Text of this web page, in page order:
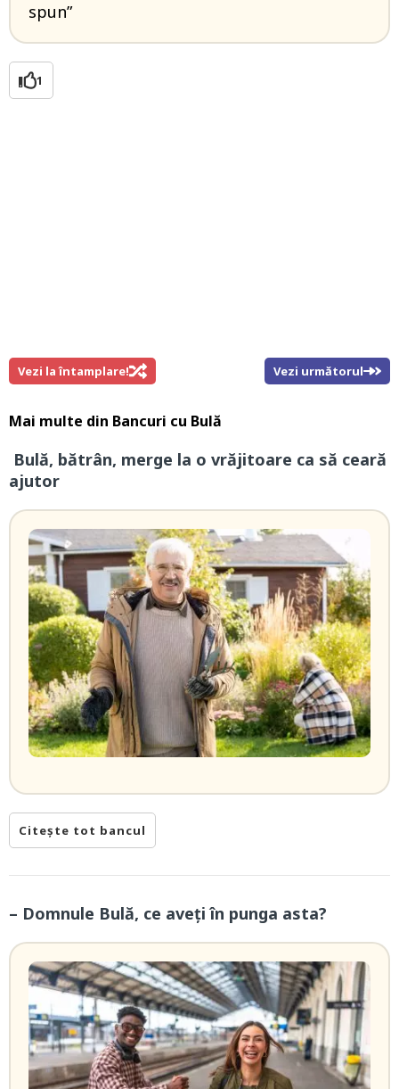
spun”
1
Vezi la întamplare! Vezi următorul
Mai multe din Bancuri cu Bulă
Bulă, bătrân, merge la o vrăjitoare ca să ceară
ajutor
Citește tot bancul
– Domnule Bulă, ce aveți în punga asta?